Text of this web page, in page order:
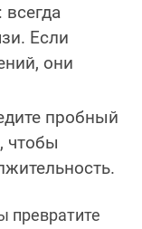
Если
они
пробный
чтобы
превратите